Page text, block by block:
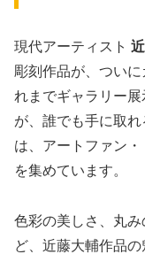
現代アーティスト
彫刻作品が、つい
れまでギャラリー
が、誰でも手に取れ
は、アートファン
を集めています。
色彩の美しさ、丸
ど、近藤大輔作品